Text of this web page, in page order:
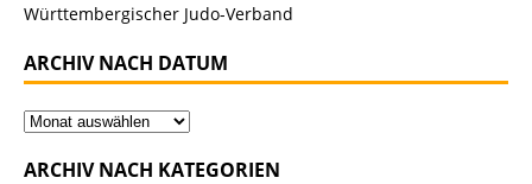
Württembergischer Judo-Verband
ARCHIV NACH DATUM
ARCHIV NACH KATEGORIEN